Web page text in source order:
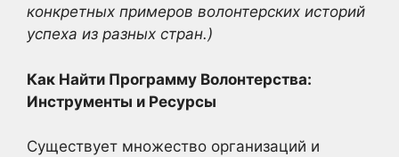
конкретных примеров волонтерских историй
успеха из разных стран.)
Как Найти Программу Волонтерства:
Инструменты и Ресурсы
Существует множество организаций и